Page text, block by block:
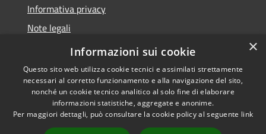
Informativa privacy
Note legali
Dichiarazione di accessibilità
Accessibilità
Copyright © 2026 • Comune di
Andora • Powered by
×
Informazioni sui cookie
Questo sito web utilizza cookie tecnici e assimilati strettamente
necessari al corretto funzionamento e alla navigazione del sito,
nonché un cookie tecnico analitico al solo fine di elaborare
informazioni statistiche, aggregate e anonime.
Per maggiori dettagli, può consultare la cookie policy al seguente link